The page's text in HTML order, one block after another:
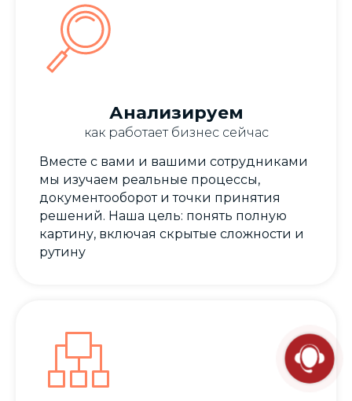
Анализируем
как работает бизнес сейчас
Вместе с вами и вашими сотрудниками
мы изучаем реальные процессы,
документооборот и точки принятия
решений. Наша цель: понять полную
картину, включая скрытые сложности и
рутину